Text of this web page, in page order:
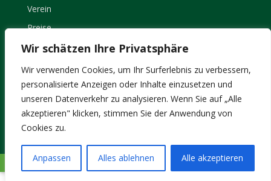
Wir schätzen Ihre Privatsphäre
Wir verwenden Cookies, um Ihr Surferlebnis zu verbessern,
personalisierte Anzeigen oder Inhalte einzusetzen und
unseren Datenverkehr zu analysieren. Wenn Sie auf „Alle
akzeptieren" klicken, stimmen Sie der Anwendung von
Cookies zu.
Anpassen Alles ablehnen Alle akzeptieren
Verein
Preise
Kontakt
Impressum
Datenschutz